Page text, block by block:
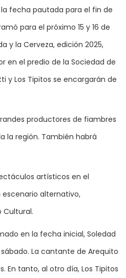
fecha pautada para el fin de
para el próximo 15 y 16 de
y la Cerveza, edición 2025,
en el predio de la Sociedad de
y Los Tipitos se encargarán de
productores de fiambres
la región. También habrá
artísticos en el
alternativo,
Cultural.
en la fecha inicial, Soledad
La cantante de Arequito
En tanto, al otro día, Los Tipitos